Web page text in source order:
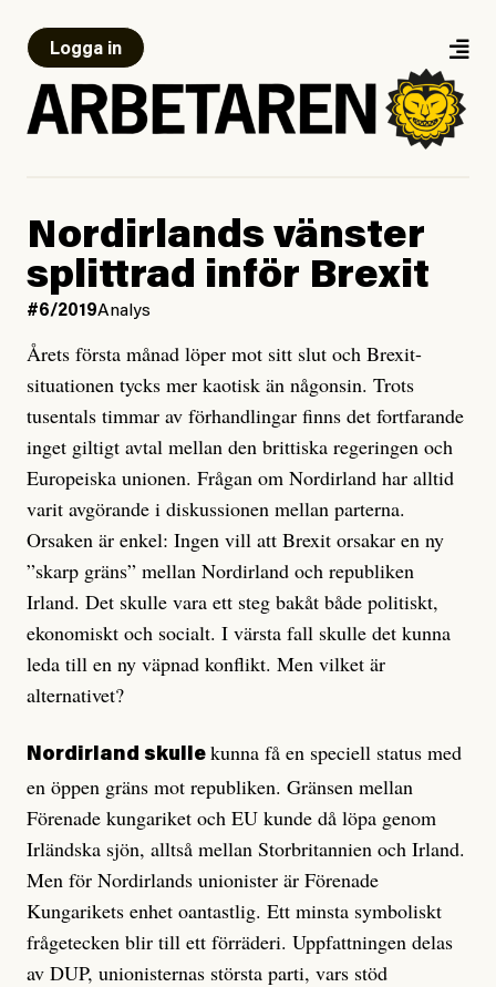
Logga in
Nordirlands vänster
splittrad inför Brexit
#6/2019Analys
Årets första månad löper mot sitt slut och Brexit-
situatio­nen tycks mer kaotisk än någonsin. Trots
tusentals timmar av förhandlingar finns det fortfarande
inget giltigt avtal mellan den brittiska regeringen och
Europeiska unionen. Frågan om Nord­irland har alltid
varit avgörande i diskussionen mellan parterna.
Orsaken är enkel: Ingen vill att Brexit orsakar en ny
”skarp gräns” mellan Nordirland och republiken
Irland. Det skulle vara ett steg bakåt både politiskt,
ekonomiskt och socialt. I värsta fall skulle det kunna
leda till en ny väpnad konflikt. Men vilket är
alternativet?
Nordirland skulle kunna få en speciell status med
en öppen gräns mot republiken. Gränsen mellan
Förenade kungariket och EU kunde då löpa genom
Irländska sjön, alltså mellan Storbritannien och Irland.
Men för Nordirlands unionister är Förenade
Kungarikets enhet oantastlig. Ett minsta symboliskt
frågetecken blir till ett förräderi. Uppfattningen delas
av DUP, unionisternas största parti, vars stöd